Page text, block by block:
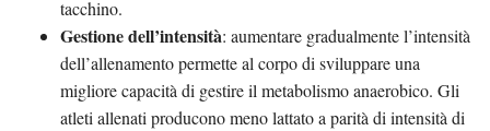
tacchino.
Gestione dell’intensità: aumentare gradualmente l’intensità
dell’allenamento permette al corpo di sviluppare una
migliore capacità di gestire il metabolismo anaerobico. Gli
atleti allenati producono meno lattato a parità di intensità di